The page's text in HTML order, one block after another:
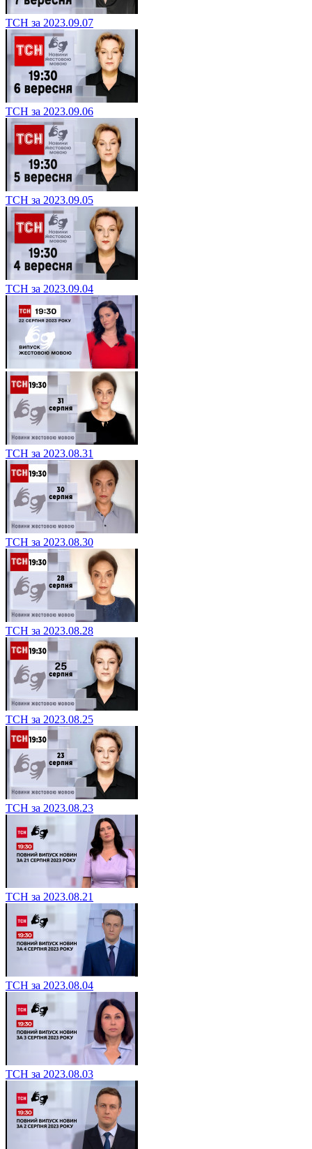
ТСН за 2023.09.07
ТСН за 2023.09.06
ТСН за 2023.09.05
ТСН за 2023.09.04
ТСН за 2023.08.31
ТСН за 2023.08.30
ТСН за 2023.08.28
ТСН за 2023.08.25
ТСН за 2023.08.23
ТСН за 2023.08.21
ТСН за 2023.08.04
ТСН за 2023.08.03